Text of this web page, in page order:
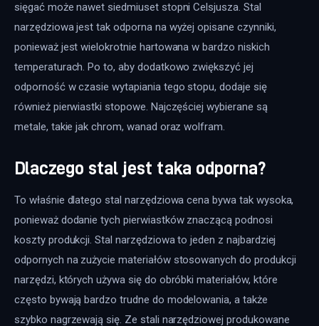
sięgać może nawet siedmiuset stopni Celsjusza. Stal
narzędziowa jest tak odporna na wyżej opisane czynniki,
ponieważ jest wielokrotnie hartowana w bardzo niskich
temperaturach. Po to, aby dodatkowo zwiększyć jej
odporność w czasie wytapiania tego stopu, dodaje się
również pierwiastki stopowe. Najczęściej wybierane są
metale, takie jak chrom, wanad oraz wolfram.
Dlaczego stal jest taka odporna?
To właśnie dlatego stal narzędziowa cena bywa tak wysoka,
ponieważ dodanie tych pierwiastków znaczącą podnosi
koszty produkcji. Stal narzędziowa to jeden z najbardziej
odpornych na zużycie materiałów stosowanych do produkcji
narzędzi, których używa się do obróbki materiałów, które
często bywają bardzo trudne do modelowania, a także
szybko nagrzewają się. Ze stali narzędziowej produkowane